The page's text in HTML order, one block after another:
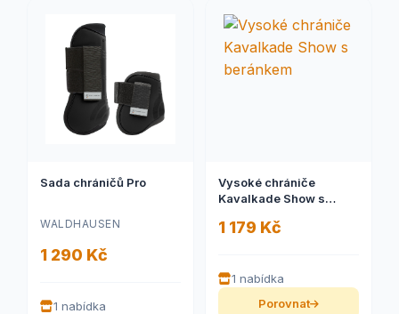
Sada chráničů Pro
WALDHAUSEN
1 290 Kč
1 nabídka
Vysoké chrániče
Kavalkade Show s
1 179 Kč
1 nabídka
Porovnat